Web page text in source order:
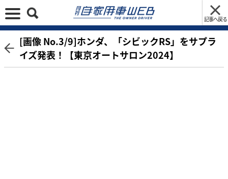
記事へ戻る
[画像 No.3/9]ホンダ、「シビックRS」をサプラ
イズ発表！【東京オートサロン2024】